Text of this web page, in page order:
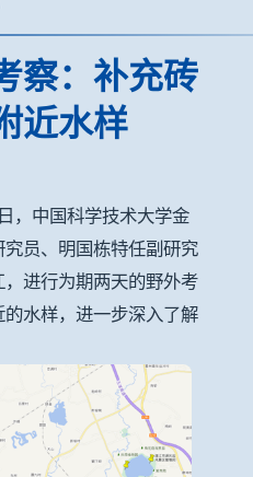
察：补充砖
近水样
，中国科学技术大学金
员、明国栋特任副研究
进行为期两天的野外考
水样，进一步深入了解